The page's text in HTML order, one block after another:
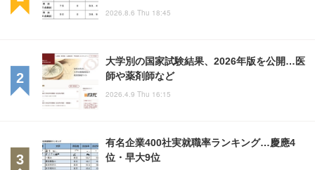
2026.8.6 Thu 18:45
大学別の国家試験結果、2026年版を公開…医
師や薬剤師など
2026.4.9 Thu 16:15
有名企業400社実就職率ランキング…慶應4
位・早大9位